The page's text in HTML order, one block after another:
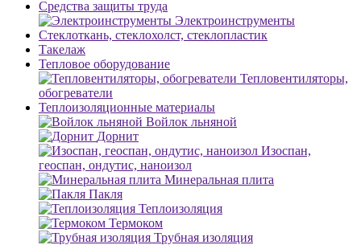
Средства защиты труда
Электроинструменты
Стеклоткань, стеклохолст, стеклопластик
Такелаж
Тепловое оборудование
Тепловентиляторы,
обогреватели
Теплоизоляционные материалы
Войлок льняной
Дорнит
Изоспан,
геоспан, ондутис, наноизол
Минеральная плита
Пакля
Теплоизоляция
Термоком
Трубная изоляция